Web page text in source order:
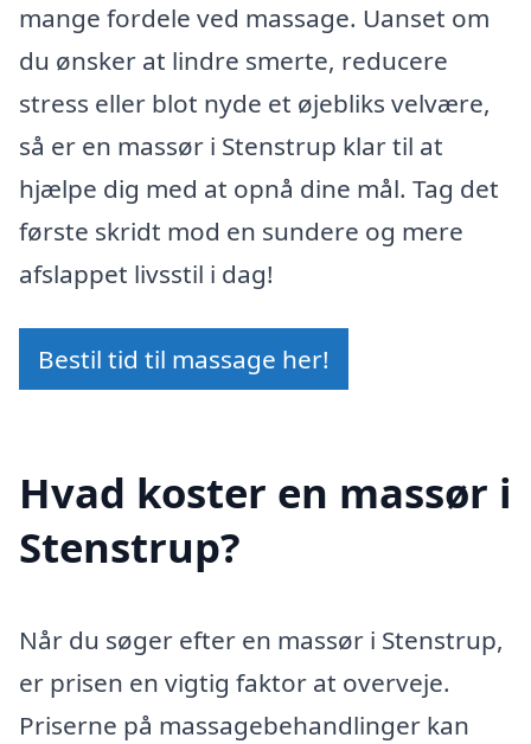
mange fordele ved massage. Uanset om
du ønsker at lindre smerte, reducere
stress eller blot nyde et øjebliks velvære,
så er en massør i Stenstrup klar til at
hjælpe dig med at opnå dine mål. Tag det
første skridt mod en sundere og mere
afslappet livsstil i dag!
Bestil tid til massage her!
Hvad koster en massør i
Stenstrup?
Når du søger efter en massør i Stenstrup,
er prisen en vigtig faktor at overveje.
Priserne på massagebehandlinger kan